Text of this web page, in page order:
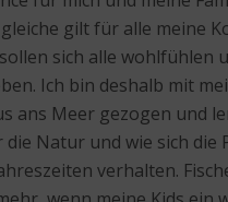
gilt für alle meine
sich alle wohlfühlen
Ich bin deshalb mit
ans Meer gezogen und
Natur und wie sich die
verhalten.